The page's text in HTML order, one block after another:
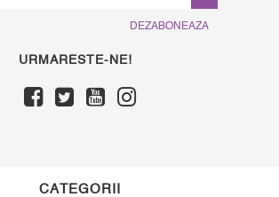
DEZABONEAZA
URMARESTE-NE!
CATEGORII